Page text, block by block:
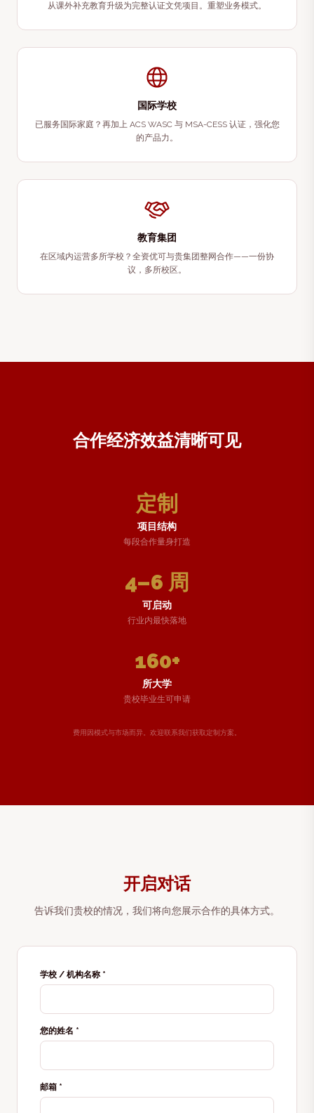
从课外补充教育升级为完整认证文凭项目。重塑业务模式。
国际学校
已服务国际家庭？再加上 ACS WASC 与 MSA-CESS 认证，强化您
的产品力。
教育集团
在区域内运营多所学校？全资优可与贵集团整网合作——一份协
议，多所校区。
合作经济效益清晰可见
定制
项目结构
每段合作量身打造
4–6 周
可启动
行业内最快落地
160+
所大学
贵校毕业生可申请
费用因模式与市场而异。欢迎联系我们获取定制方案。
开启对话
告诉我们贵校的情况，我们将向您展示合作的具体方式。
学校 / 机构名称 *
您的姓名 *
邮箱 *